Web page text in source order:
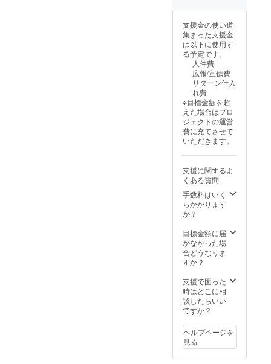
ご要望
が多い
場合に
は限定
数を追
加調整
する可
能性が
ござい
ます。
ド（全
８キャ
ラ分）
【☆6】
・額縁
入り複
製サイ
ン＆イ
ラスト
お礼
状
【☆7】
・コラ
ボ書籍
へのク
レジッ
【☆8】
・
「milkt
ub×麻生
バーサ
リー記
念ソン
】 ・コ
ラボ書
籍ドラ
マ
12】 ※
詳細は
プロ
ジェク
支援金の使い道
集まった支援金
は以下に使用す
る予定です。
人件費
広報/宣伝費
リターン仕入
れ費
※目標金額を超
えた場合はプロ
ジェクトの運営
費に充てさせて
いただきます。
支援に関するよ
くある質問
手数料はいく
らかかります
か？
目標金額に届
かなかった場
合どうなりま
すか？
支援で困った
時はどこに相
談したらいい
ですか？
ヘルプページを
見る